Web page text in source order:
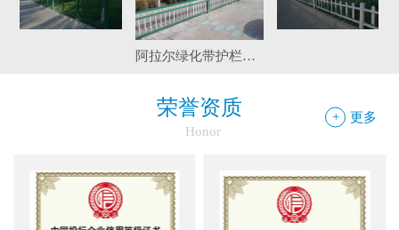
阿拉尔绿化带护栏工程
+ 更多
荣誉资质
Honor
边框护栏网：新疆金邦伟业以匠心铸...